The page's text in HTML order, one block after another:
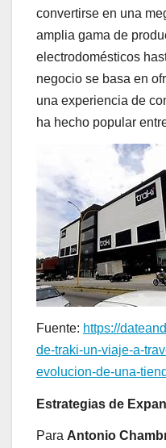
convertirse en una
amplia gama de
electrodomésticos
negocio se basa en
una experiencia de
ha hecho popular
Fuente: https://
de-traki-un-viaje-a-
evolucion-de-una-
Estrategias de
Para Antonio